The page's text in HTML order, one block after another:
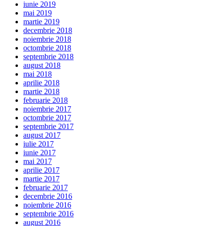
iunie 2019
mai 2019
martie 2019
decembrie 2018
noiembrie 2018
octombrie 2018
septembrie 2018
august 2018
mai 2018
aprilie 2018
martie 2018
februarie 2018
noiembrie 2017
octombrie 2017
septembrie 2017
august 2017
iulie 2017
iunie 2017
mai 2017
aprilie 2017
martie 2017
februarie 2017
decembrie 2016
noiembrie 2016
septembrie 2016
august 2016